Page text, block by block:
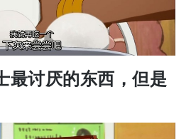
最讨厌的东西，但是